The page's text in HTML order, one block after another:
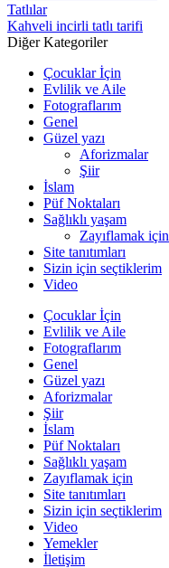
Tatlılar
Kahveli incirli tatlı tarifi
Diğer Kategoriler
Çocuklar İçin
Evlilik ve Aile
Fotograflarım
Genel
Güzel yazı
Aforizmalar
Şiir
İslam
Püf Noktaları
Sağlıklı yaşam
Zayıflamak için
Site tanıtımları
Sizin için seçtiklerim
Video
Çocuklar İçin
Evlilik ve Aile
Fotograflarım
Genel
Güzel yazı
Aforizmalar
Şiir
İslam
Püf Noktaları
Sağlıklı yaşam
Zayıflamak için
Site tanıtımları
Sizin için seçtiklerim
Video
Yemekler
İletişim